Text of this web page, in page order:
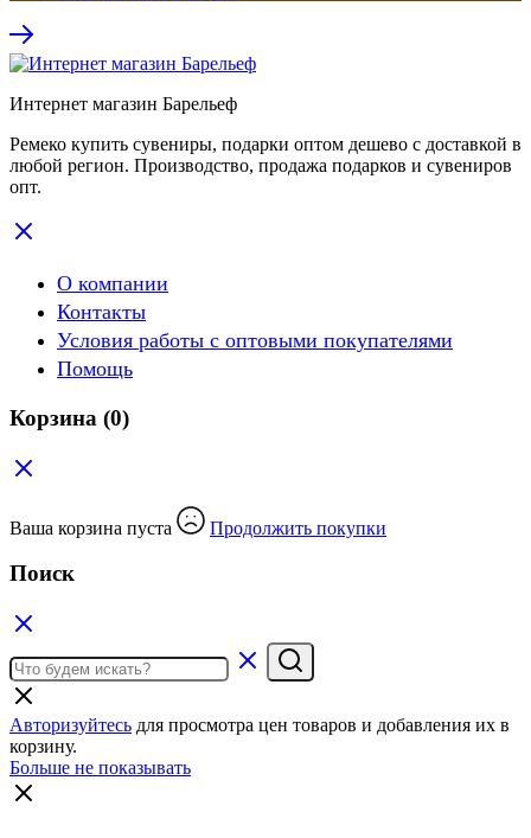
Интернет магазин Барельеф
Ремеко купить сувениры, подарки оптом дешево с доставкой в
любой регион. Производство, продажа подарков и сувениров
опт.
О компании
Контакты
Условия работы с оптовыми покупателями
Помощь
Корзина (0)
Ваша корзина пуста Продолжить покупки
Поиск
Авторизуйтесь для просмотра цен товаров и добавления их в
корзину.
Больше не показывать